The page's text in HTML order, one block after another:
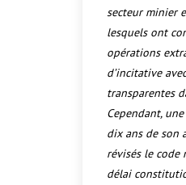
secteur minier
lesquels ont
opérations
d’incitative
transparentes
Cependant,
dix ans de son
révisés le
délai